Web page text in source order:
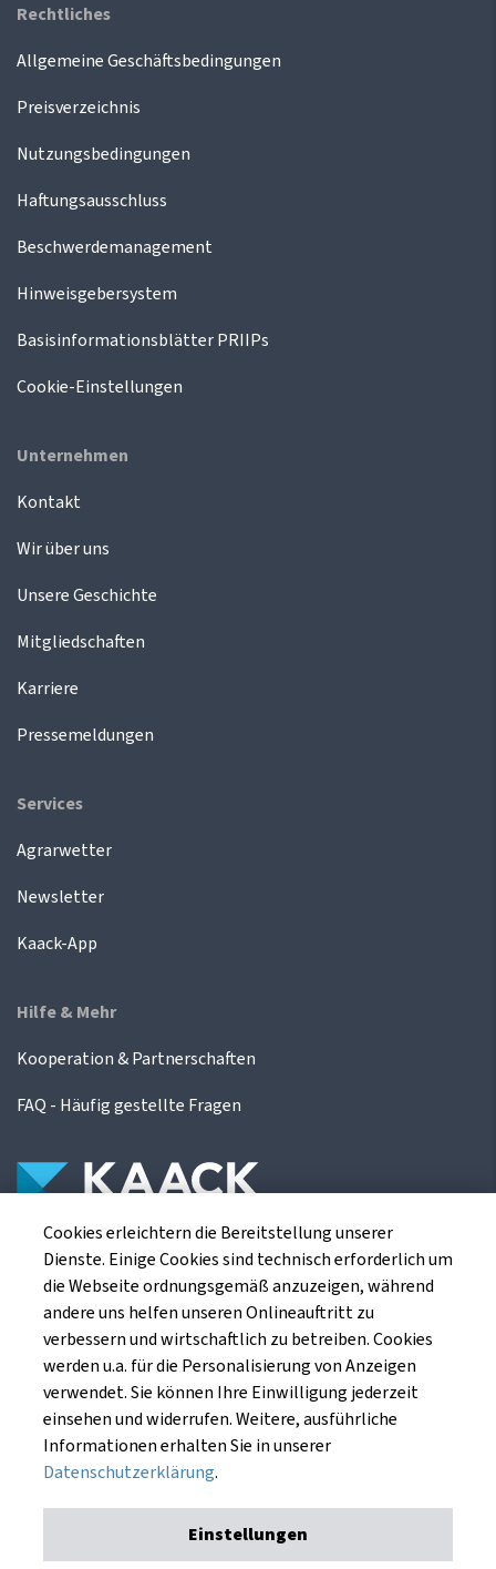
Rechtliches
Allgemeine Geschäftsbedingungen
Preisverzeichnis
Nutzungsbedingungen
Haftungsausschluss
Beschwerdemanagement
Hinweisgebersystem
Basisinformationsblätter PRIIPs
Cookie-Einstellungen
Unternehmen
Kontakt
Wir über uns
Unsere Geschichte
Mitgliedschaften
Karriere
Pressemeldungen
Services
Agrarwetter
Newsletter
Kaack-App
Hilfe & Mehr
Kooperation & Partnerschaften
FAQ - Häufig gestellte Fragen
Die Kaack Terminhandel GmbH ist ein
Finanzdienstleistungsinstitut für die europäischen
Agrarterminbörsen.
Kaack Terminhandel GmbH
Am Markt 8
49661 Cloppenburg
Datenschutzerklärung
Cookies erleichtern die Bereitstellung unserer
Dienste. Einige Cookies sind technisch erforderlich um
die Webseite ordnungsgemäß anzuzeigen, während
andere uns helfen unseren Onlineauftritt zu
verbessern und wirtschaftlich zu betreiben. Cookies
werden u.a. für die Personalisierung von Anzeigen
verwendet. Sie können Ihre Einwilligung jederzeit
einsehen und widerrufen. Weitere, ausführliche
Informationen erhalten Sie in unserer
Datenschutzerklärung.
Einstellungen